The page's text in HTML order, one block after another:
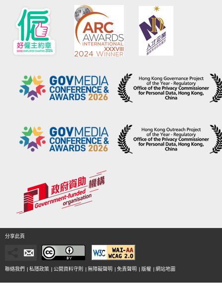
分享此頁
聯絡我們 | 私隱政策 | 公開資料守則 | 無障礙聲明 | 免責聲明 | 版權 | 網站地圖